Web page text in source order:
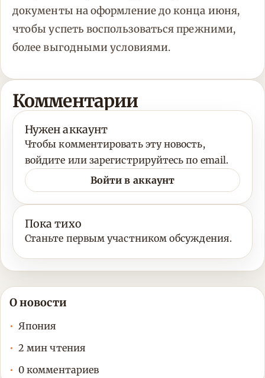
документы на оформление до конца июня,
чтобы успеть воспользоваться прежними,
более выгодными условиями.
Комментарии
Нужен аккаунт
Чтобы комментировать эту новость,
войдите или зарегистрируйтесь по email.
Войти в аккаунт
Пока тихо
Станьте первым участником обсуждения.
О новости
Япония
2 мин чтения
0 комментариев